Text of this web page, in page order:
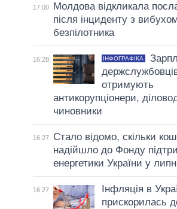
17:00
Молдова відкликала
після інциденту з
безпілотника
16:28 ІНФОГРАФІКА
отримують
антикорупціонери,
чиновники
16:27
Стало відомо, скільки
надійшло до Фонду
енергетики України у
16:27
Інфляція в
прискорилась